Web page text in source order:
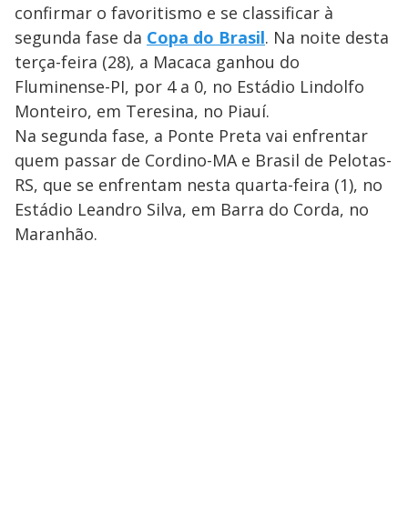
confirmar o favoritismo e se classificar à
segunda fase da Copa do Brasil. Na noite desta
terça-feira (28), a Macaca ganhou do
Fluminense-PI, por 4 a 0, no Estádio Lindolfo
Monteiro, em Teresina, no Piauí.
Na segunda fase, a Ponte Preta vai enfrentar
quem passar de Cordino-MA e Brasil de Pelotas-
RS, que se enfrentam nesta quarta-feira (1), no
Estádio Leandro Silva, em Barra do Corda, no
Maranhão.